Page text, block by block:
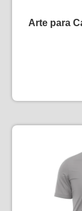
Arte para